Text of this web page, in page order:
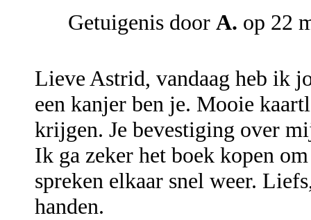
Getuigenis door A. op 22
Lieve Astrid, vandaag heb ik
een kanjer ben je. Mooie
krijgen. Je bevestiging over
Ik ga zeker het boek kopen
spreken elkaar snel weer.
handen.